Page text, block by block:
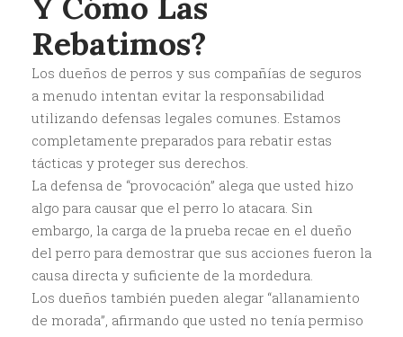
Rebatimos?
Los dueños de perros y sus compañías de seguros
a menudo intentan evitar la responsabilidad
utilizando defensas legales comunes. Estamos
completamente preparados para rebatir estas
tácticas y proteger sus derechos.
La defensa de “provocación” alega que usted hizo
algo para causar que el perro lo atacara. Sin
embargo, la carga de la prueba recae en el dueño
del perro para demostrar que sus acciones fueron la
causa directa y suficiente de la mordedura.
Los dueños también pueden alegar “allanamiento
de morada”, afirmando que usted no tenía permiso